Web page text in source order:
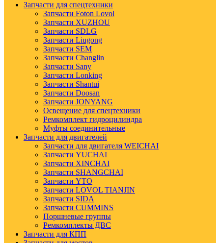
Запчасти для спецтехники
Запчасти Foton Lovol
Запчасти XUZHOU
Запчасти SDLG
Запчасти Liugong
Запчасти SEM
Запчасти Changlin
Запчасти Sany
Запчасти Lonking
Запчасти Shantui
Запчасти Doosan
Запчасти JONYANG
Освещение для спецтехники
Ремкомплект гидроцилиндра
Муфты соединительные
Запчасти для двигателей
Запчасти для двигателя WEICHAI
Запчасти YUCHAI
Запчасти XINCHAI
Запчасти SHANGCHAI
Запчасти YTO
Запчасти LOVOL TIANJIN
Запчасти SIDA
Запчасти CUMMINS
Поршневые группы
Ремкомплекты ДВС
Запчасти для КПП